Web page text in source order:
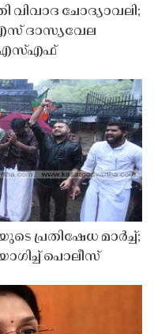
വിവാദ ചോദ്യാവലി;
ദാസ്യവേല
പ്രതിഷേധ മാർച്ച്;
പൊലീസ്